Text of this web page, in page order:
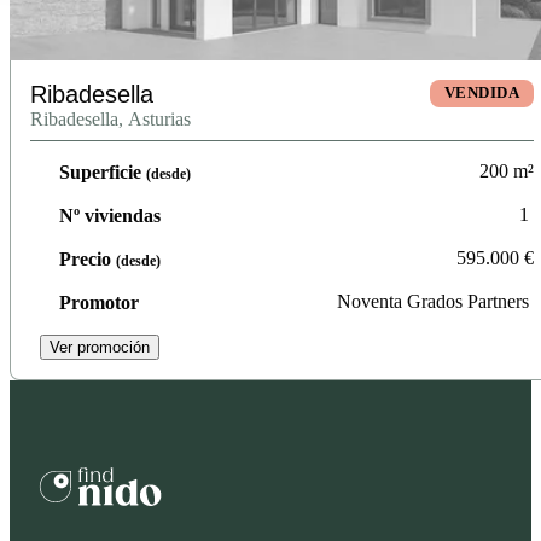
Ribadesella VENDIDA
Ribadesella, Asturias
Superficie (desde) 200 m²
Nº viviendas 1
Precio (desde) 595.000 €
Promotor Noventa Grados Partners
Ver promoción